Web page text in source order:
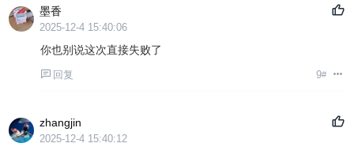
墨香
2025-12-4 15:40:06
你也别说这次直接失败了
回复 9#
zhangjin
2025-12-4 15:40:12